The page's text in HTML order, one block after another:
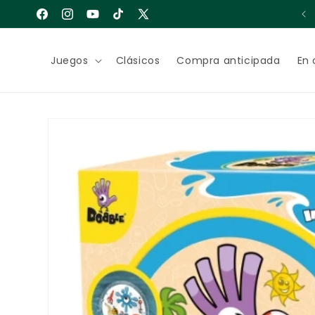
directamente
al contenido
FacebookInstagram
YouTubeTikTok
X
Gastos de envío gratuitos a partir de 65€
Juegos Clásicos Compra anticipada En
del producto